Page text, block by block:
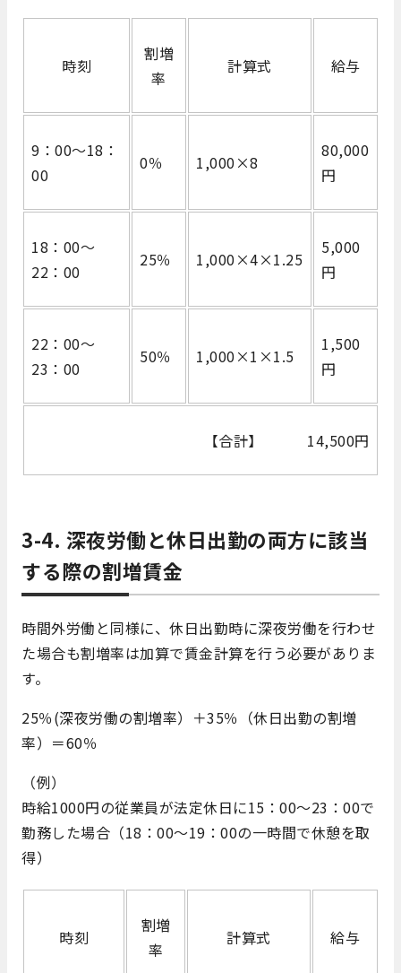
時刻
割増
率
計算式 給与
9：00～18：
00
0％ 1,000×8
80,000
円
18：00～
22：00
25％ 1,000×4×1.25
5,000
円
22：00～
23：00
50％ 1,000×1×1.5
1,500
円
【合計】 14,500円
3-4. 深夜労働と休日出勤の両方に該当
する際の割増賃金
時間外労働と同様に、休日出勤時に深夜労働を行わせ
た場合も割増率は加算で賃金計算を行う必要がありま
す。
25％(深夜労働の割増率）＋35％（休日出勤の割増
率）＝60％
（例）
時給1000円の従業員が法定休日に15：00～23：00で
勤務した場合（18：00～19：00の一時間で休憩を取
得）
時刻
割増
率
計算式 給与